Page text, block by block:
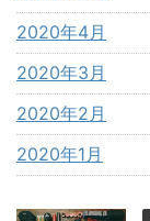
2020年4月
2020年3月
2020年2月
2020年1月